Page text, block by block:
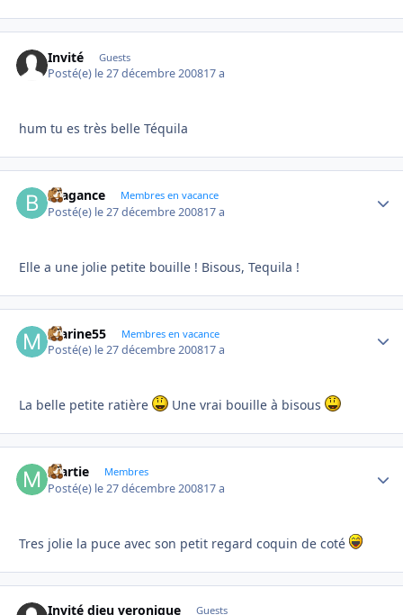
Invité Guests
Posté(e) le 27 décembre 200817 a
hum tu es très belle Téquila
Bragance Membres en vacance
Posté(e) le 27 décembre 200817 a
Elle a une jolie petite bouille ! Bisous, Tequila !
marine55 Membres en vacance
Posté(e) le 27 décembre 200817 a
La belle petite ratière Une vrai bouille à bisous
martie Membres
Posté(e) le 27 décembre 200817 a
Tres jolie la puce avec son petit regard coquin de coté
Invité dieu veronique Guests